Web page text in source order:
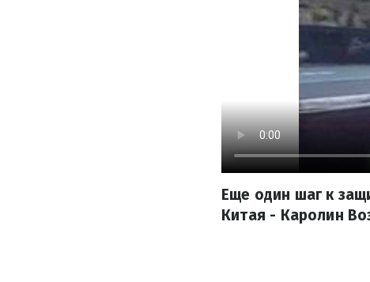
Еще один шаг к
Китая - Каролин